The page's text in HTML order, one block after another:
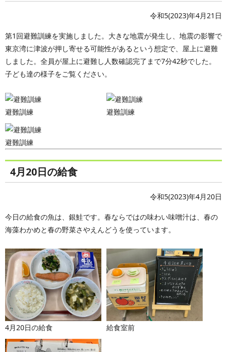
令和5(2023)年4月21日
第1回避難訓練を実施しました。大きな地震が発生し、地震の影響で
東京湾に津波が押し寄せる可能性があるという想定で、屋上に避難
しました。全員が屋上に避難し人数確認完了まで7分42秒でした。
子ども達の様子をご覧ください。
避難訓練 避難訓練
避難訓練
4月20日の給食
令和5(2023)年4月20日
今日の給食の魚は、銀鮭です。春ならではの味わい味噌汁は、春の
海藻わかめと春の野菜さやえんどうを使っています。
4月20日の給食 給食室前